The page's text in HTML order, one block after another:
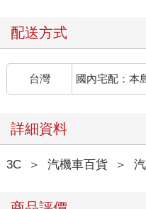
配送方式
台灣 國內宅配：本
詳細資料
3C ＞ 汽機車百貨 ＞